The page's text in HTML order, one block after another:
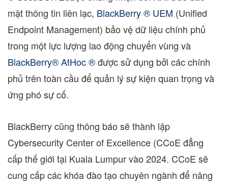
mật thông tin liên lạc, BlackBerry ® UEM (Unified
Endpoint Management) bảo vệ dữ liệu chính phủ
trong một lực lượng lao động chuyển vùng và
BlackBerry® AtHoc ®được sử dụng bởi các chính
phủ trên toàn cầu để quản lý sự kiện quan trọng và
ứng phó sự cố.
BlackBerry cũng thông báo sẽ thành lập
Cybersecurity Center of Excellence (CCoE đẳng
cấp thế giới tại Kuala Lumpurvào 2024. CCoE sẽ
cung cấp các khóa đào tạo chuyên ngành để nâng